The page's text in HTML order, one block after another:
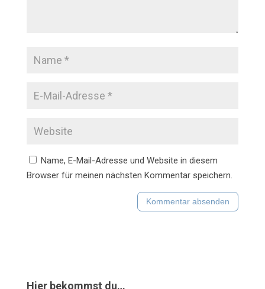
Name, E-Mail-Adresse und Website in diesem
Browser für meinen nächsten Kommentar speichern.
Hier bekommst du…